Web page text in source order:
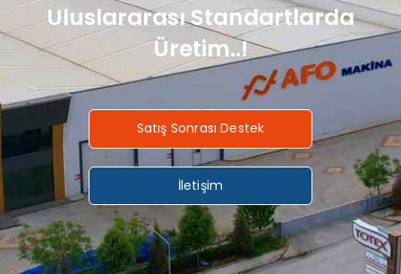
Uluslararası Standartlarda
Üretim..!
Satış Sonrası Destek
İletişim